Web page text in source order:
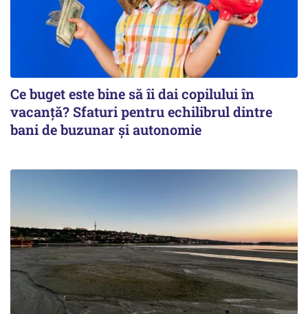
Ce buget este bine să îi dai copilului în
vacanță? Sfaturi pentru echilibrul dintre
bani de buzunar și autonomie